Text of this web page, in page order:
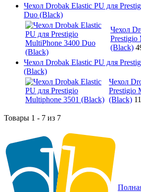
Чехол Drobak Elastic PU для
Duo (Black)
Чехол
Prestigio
(Black)
Чехол Drobak Elastic PU для
(Black)
Чехол
Prestigio
(Black)
Товары 1 - 7 из 7